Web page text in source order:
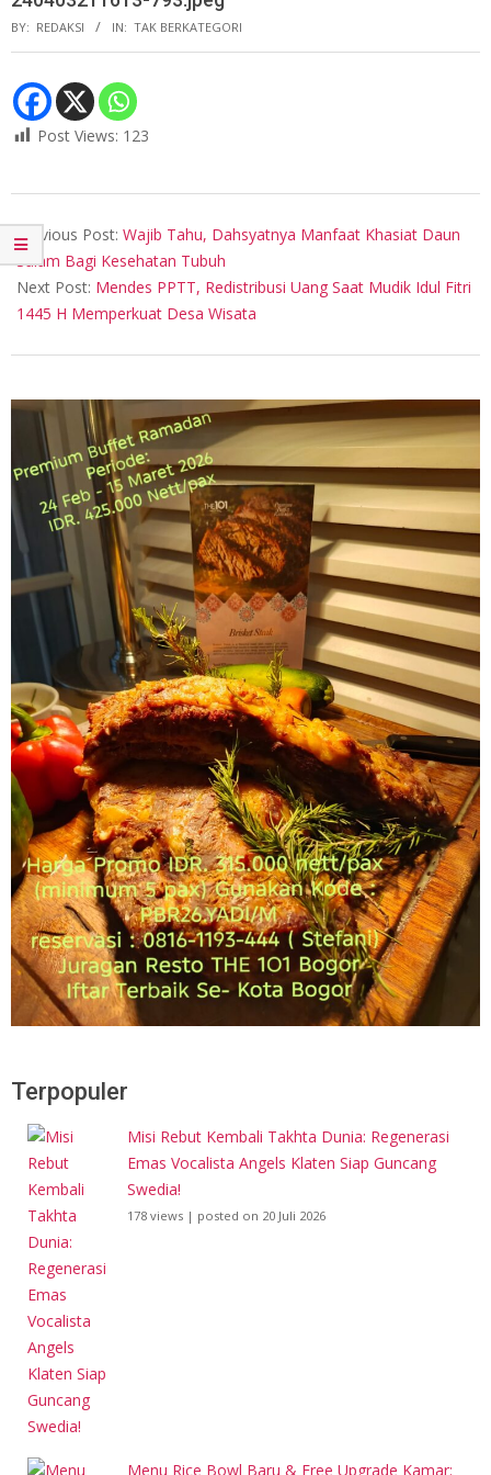
BY: REDAKSI IN: TAK BERKATEGORI
Post Views: 123
04-
03
Previous Post: Wajib Tahu, Dahsyatnya Manfaat Khasiat Daun
Salam Bagi Kesehatan Tubuh
Next Post: Mendes PPTT, Redistribusi Uang Saat Mudik Idul Fitri
1445 H Memperkuat Desa Wisata
Terpopuler
Misi Rebut Kembali Takhta Dunia: Regenerasi
Emas Vocalista Angels Klaten Siap Guncang
Swedia!
178 views | posted on 20 Juli 2026
Menu Rice Bowl Baru & Free Upgrade Kamar: